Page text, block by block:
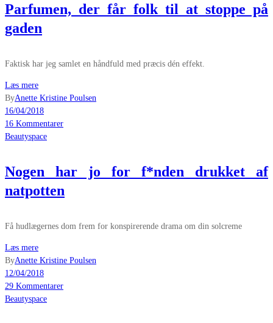
Parfumen, der får folk til at stoppe på
gaden
Faktisk har jeg samlet en håndfuld med præcis dén effekt.
Læs mere
ByAnette Kristine Poulsen
16/04/2018
16 Kommentarer
Beautyspace
Nogen har jo for f*nden drukket af
natpotten
Få hudlægernes dom frem for konspirerende drama om din solcreme
Læs mere
ByAnette Kristine Poulsen
12/04/2018
29 Kommentarer
Beautyspace